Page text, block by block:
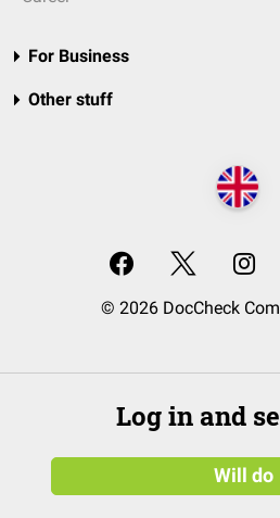
For Business
Other stuff
© 2026 DocCheck
Log in and
Will do